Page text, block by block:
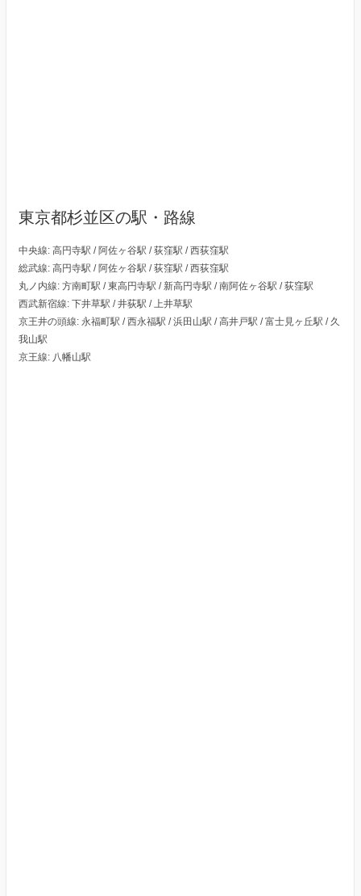
東京都杉並区の駅・路線
中央線: 高円寺駅 / 阿佐ヶ谷駅 / 荻窪駅 / 西荻窪駅
総武線: 高円寺駅 / 阿佐ヶ谷駅 / 荻窪駅 / 西荻窪駅
丸ノ内線: 方南町駅 / 東高円寺駅 / 新高円寺駅 / 南阿佐ヶ谷駅 / 荻窪駅
西武新宿線: 下井草駅 / 井荻駅 / 上井草駅
京王井の頭線: 永福町駅 / 西永福駅 / 浜田山駅 / 高井戸駅 / 富士見ヶ丘駅 / 久
我山駅
京王線: 八幡山駅